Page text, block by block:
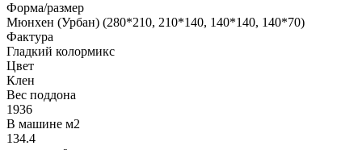
Форма/размер
Мюнхен (Урбан) (280*210, 210*140, 140*140, 140*70)
Фактура
Гладкий колормикс
Цвет
Клен
Вес поддона
1936
В машине м2
134.4